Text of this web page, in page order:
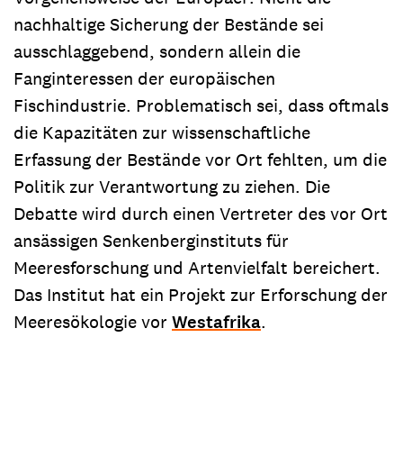
nachhaltige Sicherung der Bestände sei
ausschlaggebend, sondern allein die
Fanginteressen der europäischen
Fischindustrie. Problematisch sei, dass oftmals
die Kapazitäten zur wissenschaftliche
Erfassung der Bestände vor Ort fehlten, um die
Politik zur Verantwortung zu ziehen. Die
Debatte wird durch einen Vertreter des vor Ort
ansässigen Senkenberginstituts für
Meeresforschung und Artenvielfalt bereichert.
Das Institut hat ein Projekt zur Erforschung der
Meeresökologie vor Westafrika.